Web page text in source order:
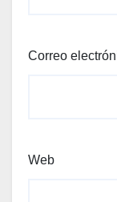
Correo
Web